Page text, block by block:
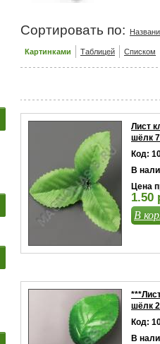
Сортировать по:
Картинками Таблицей Списком
Лист
шёлк
Код:
В
Цена
1.50
В
шёлк
Код:
В